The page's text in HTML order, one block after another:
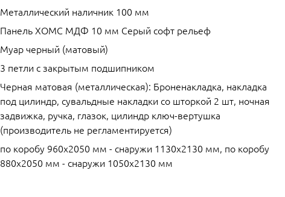
Металлический наличник 100 мм
Панель ХОМС МДФ 10 мм Серый софт рельеф
Муар черный (матовый)
3 петли с закрытым подшипником
Черная матовая (металлическая): Броненакладка, накладка
под цилиндр, сувальдные накладки со шторкой 2 шт, ночная
задвижка, ручка, глазок, цилиндр ключ-вертушка
(производитель не регламентируется)
по коробу 960х2050 мм - снаружи 1130х2130 мм, по коробу
880х2050 мм - снаружи 1050х2130 мм